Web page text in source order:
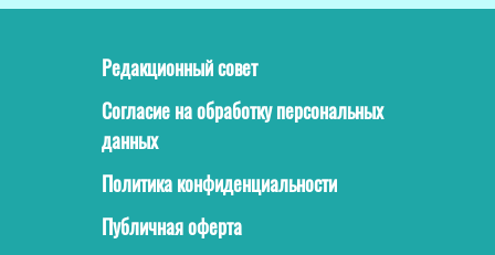
Редакционный совет
Согласие на обработку персональных
данных
Политика конфиденциальности
Публичная оферта